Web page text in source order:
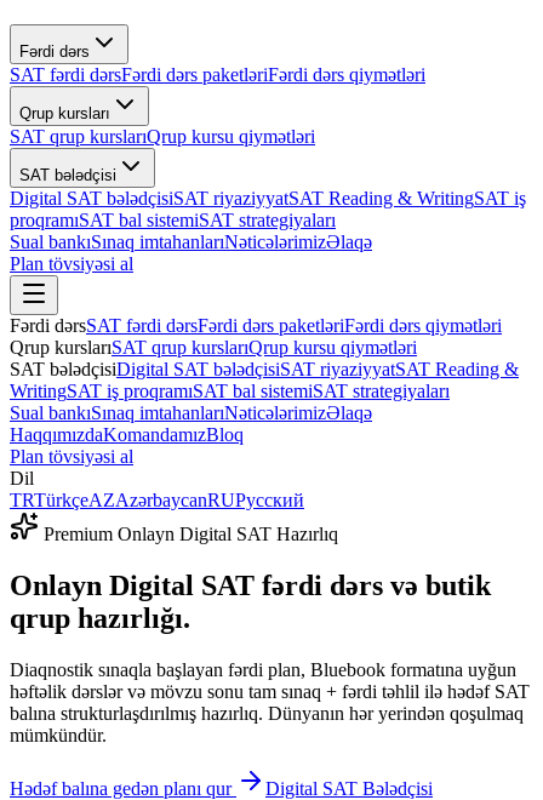
Fərdi dərs
SAT fərdi dərsFərdi dərs paketləriFərdi dərs qiymətləri
Qrup kursları
SAT qrup kurslarıQrup kursu qiymətləri
SAT bələdçisi
Digital SAT bələdçisiSAT riyaziyyatSAT Reading & WritingSAT iş
proqramıSAT bal sistemiSAT strategiyaları
Sual bankıSınaq imtahanlarıNəticələrimizƏlaqə
Plan tövsiyəsi al
Fərdi dərsSAT fərdi dərsFərdi dərs paketləriFərdi dərs qiymətləri
Qrup kurslarıSAT qrup kurslarıQrup kursu qiymətləri
SAT bələdçisiDigital SAT bələdçisiSAT riyaziyyatSAT Reading &
WritingSAT iş proqramıSAT bal sistemiSAT strategiyaları
Sual bankıSınaq imtahanlarıNəticələrimizƏlaqə
HaqqımızdaKomandamızBloq
Plan tövsiyəsi al
Dil
TRTürkçeAZAzərbaycanRUРусский
Premium Onlayn Digital SAT Hazırlıq
Onlayn Digital SAT fərdi dərs və butik
qrup hazırlığı.
Diaqnostik sınaqla başlayan fərdi plan, Bluebook formatına uyğun
həftəlik dərslər və mövzu sonu tam sınaq + fərdi təhlil ilə hədəf SAT
balına strukturlaşdırılmış hazırlıq. Dünyanın hər yerindən qoşulmaq
mümkündür.
Hədəf balına gedən planı qur
Digital SAT Bələdçisi